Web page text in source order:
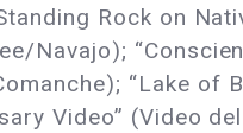
Rock on
Navajo);
“Lake of
Video” (Video